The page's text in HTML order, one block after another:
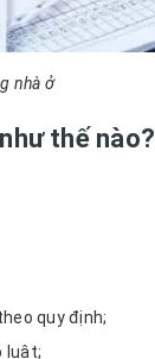
nhà ở
thế nào?
quy định;
luật;